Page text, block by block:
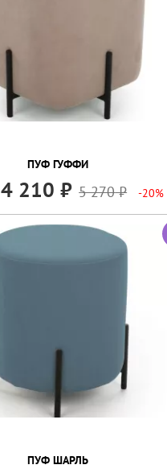
ПУФ ГУФФИ
4 210 5 270 -20%
ПУФ ШАРЛЬ